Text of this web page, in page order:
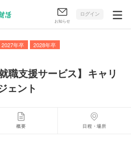
お知らせ
ログイン
2027年卒
2028年卒
職支援サービス】 キャリ
ェント
概要 日程・場所